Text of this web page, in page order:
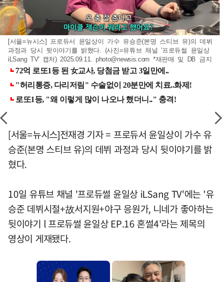
[서울=뉴시스] 프로듀서 윤일상이 가수 유승준(본명 스티브 유)의 데뷔
과정과 당시 뒷이야기를 밝혔다. (사진=유튜브 채널 '프로듀썰 윤일상
iLSang TV' 캡처) 2025.09.11. photo@newsis.com *재판매 및 DB 금지
[서울=뉴시스]전재경 기자 = 프로듀서 윤일상이 가수 유
승준(본명 스티브 유)의 데뷔 과정과 당시 뒷이야기를 밝
혔다.
10일 유튜브 채널 '프로듀썰 윤일상 iLSang TV'에는 '유
승준 데뷔시절+故서지원+야구 응원가, 니네가 좋아하는
뒷이야기 l 프로듀썰 윤일상 EP.16 혼썰4'라는 제목의
영상이 게재됐다.